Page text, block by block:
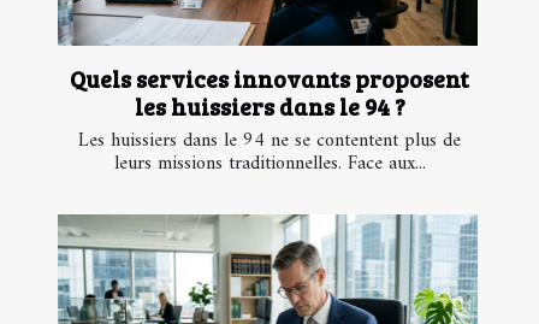
Quels services innovants proposent
les huissiers dans le 94 ?
Les huissiers dans le 94 ne se contentent plus de
leurs missions traditionnelles. Face aux...